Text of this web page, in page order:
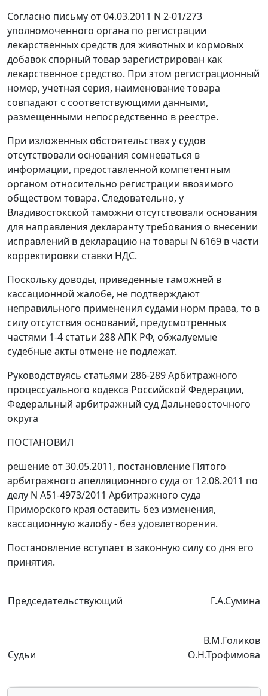
Согласно письму от 04.03.2011 N 2-01/273
уполномоченного органа по регистрации
лекарственных средств для животных и кормовых
добавок спорный товар зарегистрирован как
лекарственное средство. При этом регистрационный
номер, учетная серия, наименование товара
совпадают с соответствующими данными,
размещенными непосредственно в реестре.
При изложенных обстоятельствах у судов
отсутствовали основания сомневаться в
информации, предоставленной компетентным
органом относительно регистрации ввозимого
обществом товара. Следовательно, у
Владивостокской таможни отсутствовали основания
для направления декларанту требования о внесении
исправлений в декларацию на товары N 6169 в части
корректировки ставки НДС.
Поскольку доводы, приведенные таможней в
кассационной жалобе, не подтверждают
неправильного применения судами норм права, то в
силу отсутствия оснований, предусмотренных
частями 1-4 статьи 288АПК РФ, обжалуемые
судебные акты отмене не подлежат.
Руководствуясь статьями 286-289Арбитражного
процессуального кодекса Российской Федерации,
Федеральный арбитражный суд Дальневосточного
округа
ПОСТАНОВИЛ
решение от 30.05.2011, постановление Пятого
арбитражного апелляционного суда от 12.08.2011 по
делу N А51-4973/2011 Арбитражного суда
Приморского края оставить без изменения,
кассационную жалобу - без удовлетворения.
Постановление вступает в законную силу со дня его
принятия.
Председательствующий Г.А.Сумина
Судьи
В.М.Голиков
О.Н.Трофимова